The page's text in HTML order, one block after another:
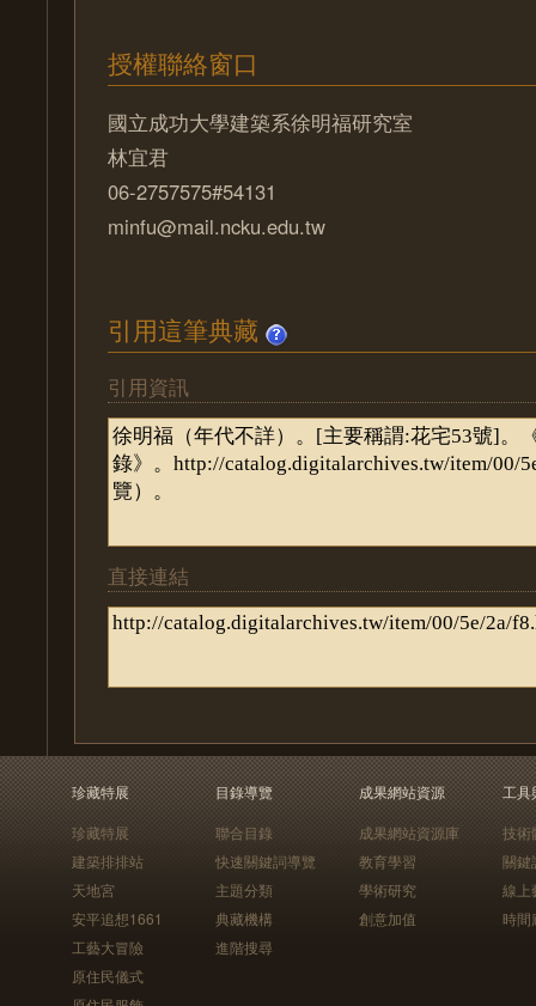
授權聯絡窗口
國立成功大學建築系徐明福研究室
林宜君
06-2757575#54131
minfu@mail.ncku.edu.tw
引用這筆典藏
引用資訊
直接連結
珍藏特展
珍藏特展
建築排排站
天地宮
安平追想1661
工藝大冒險
原住民儀式
目錄導覽
聯合目錄
快速關鍵詞導覽
主題分類
典藏機構
進階搜尋
成果網站資源
成果網站資源庫
教育學習
學術研究
創意加值
工具
技術
關鍵
線上
時間